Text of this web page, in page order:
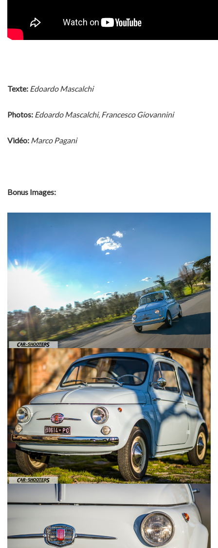
Texte: Edoardo Mascalchi
Photos: Edoardo Mascalchi, Francesco Giovannini
Vidéo: Marco Pagani
Bonus Images: